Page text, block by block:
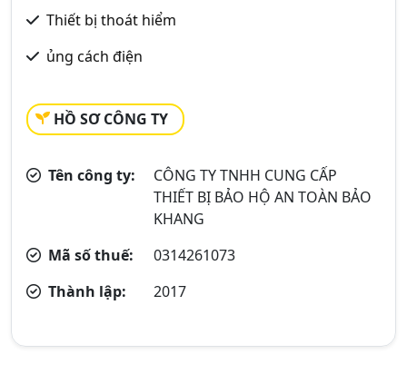
Thiết bị thoát hiểm
ủng cách điện
HỒ SƠ CÔNG TY
Tên công ty:
CÔNG TY TNHH CUNG CẤP
THIẾT BỊ BẢO HỘ AN TOÀN BẢO
KHANG
Mã số thuế:
0314261073
Thành lập:
2017